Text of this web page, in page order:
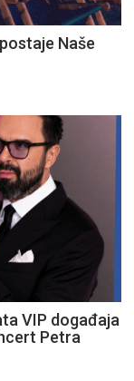
Naše
VIP događaja
Petra